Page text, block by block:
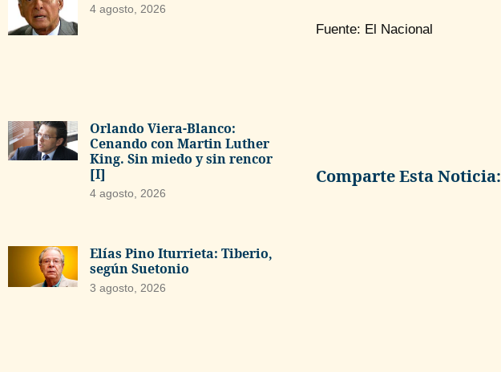
4 agosto, 2026
Orlando Viera-Blanco:
Cenando con Martin Luther
King. Sin miedo y sin rencor
[I]
4 agosto, 2026
Elías Pino Iturrieta: Tiberio,
según Suetonio
3 agosto, 2026
Fuente: El Nacional
Comparte Esta Noticia: